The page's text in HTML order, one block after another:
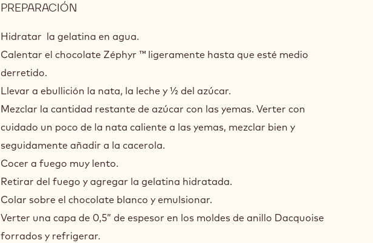
PREPARACIÓN
CHOCOLATE
BLANCO
Hidratar la gelatina en agua.
Calentar el chocolate Zéphyr ™ ligeramente hasta que esté medio
derretido.
Llevar a ebullición la nata, la leche y ½ del azúcar.
Mezclar la cantidad restante de azúcar con las yemas. Verter con
cuidado un poco de la nata caliente a las yemas, mezclar bien y
seguidamente añadir a la cacerola.
Cocer a fuego muy lento.
Retirar del fuego y agregar la gelatina hidratada.
Colar sobre el chocolate blanco y emulsionar.
Verter una capa de 0,5” de espesor en los moldes de anillo Dacquoise
forrados y refrigerar.